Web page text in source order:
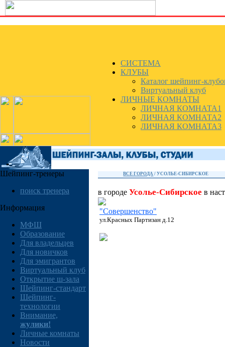
СИСТЕМА
КЛУБЫ
Каталог шейпинг-
Виртуальный клуб
ЛИЧНЫЕ КОМНАТЫ
ЛИЧНАЯ КОМНАТА1
ЛИЧНАЯ КОМНАТА2
ЛИЧНАЯ КОМНАТА3
Шейпинг-тренеры
поиск тренера
Информация
МФШ
Образование
Для владельцев
Для новичков
Для эмигрантов
Виртуальный клуб
Открытие ш-зала
Шейпинг-стандарт
Шейпинг-
технологии
Внимание,
жулики!
Личные комнаты
Новости
ВСЕ ГОРОДА /УСОЛЬЕ-CИБИРСКОЕ
в городе Усолье-Cибирское в
"Cовершенство"
ул.Красных Партизан д.12